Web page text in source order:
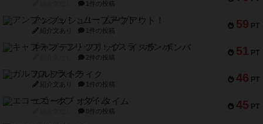
1件の投稿
59 PT
アンブッシュ！：ムーブアウト！
紹介文あり 1件の投稿
51 PT
キャプテン・フリップ：イスラ・ボンバ
2件の投稿
46 PT
ガルフストライク
紹介文あり 1件の投稿
45 PT
エコーズ・オブ・タイム
8件の投稿